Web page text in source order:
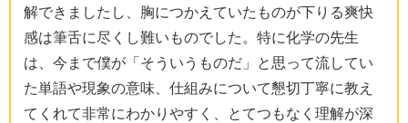
解できましたし、胸につかえていたものが下りる爽快
感は筆舌に尽くし難いものでした。特に化学の先生
は、今まで僕が「そういうものだ」と思って流してい
た単語や現象の意味、仕組みについて懇切丁寧に教え
てくれて非常にわかりやすく、とてつもなく理解が深